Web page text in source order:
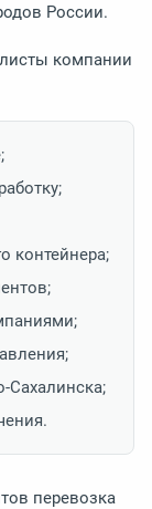
России.
компании
контейнера;
Сахалинска;
перевозка